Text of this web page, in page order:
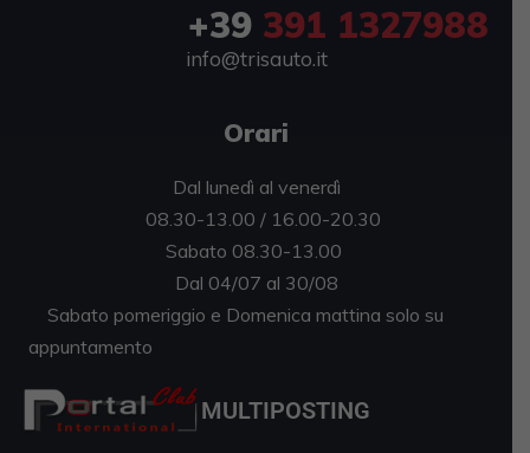
+39 391 1327988
info@trisauto.it
Orari
Dal lunedì al venerdì
08.30-13.00 / 16.00-20.30
Sabato 08.30-13.00
Dal 04/07 al 30/08
Sabato pomeriggio e Domenica mattina solo su
appuntamento
MULTIPOSTING